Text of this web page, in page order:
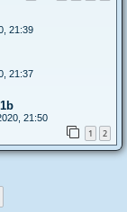
21:39
21:37
21:50
1 2